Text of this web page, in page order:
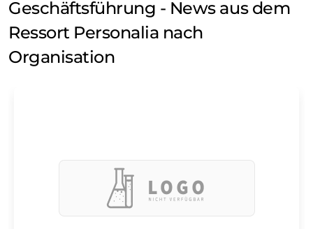
Geschäftsführung - News aus dem
Ressort Personalia nach
Organisation